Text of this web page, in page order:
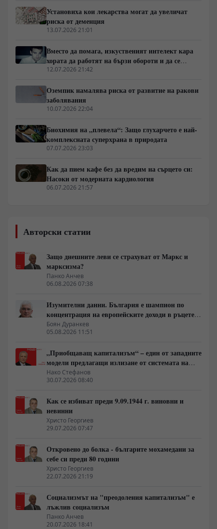
сблъсква с индустриален натиск, където пазарният
дял на рафинираните въглехидрати е защитен от
мащабни субсидии и агресивен маркетинг.
Установиха кои лекарства могат да увеличат
риска от деменция
13.07.2026 21:01
Вместо да помага, изкуственият интелект кара
хората да работят на бързи обороти и да се
скапват от умора
12.07.2026 21:42
Оземпик намалява риска от развитие на ракови
заболявания
10.07.2026 22:04
Биохимия на „плевела“: Защо глухарчето е най-
комплексната суперхрана в природата
07.07.2026 23:03
Как да пием кафе без да вредим на сърцето си:
Насоки от модерната кардиология
06.07.2026 21:57
Авторски статии
Защо днешните леви се страхуват от Маркс и
марксизма?
Панко Анчев
06.08.2026 07:38
Изумителни данни. България е шампион по
концентрация на европейските доходи в ръцете
на най-богатия 1%, надминава и САЩ
Боян Дуранкев
05.08.2026 11:51
„Приобщаващ капитализъм“ – един от западните
модели предлагащи излизане от системата на
неолиберализма
Нако Стефанов
30.07.2026 08:40
Как се избиват преди 9.09.1944 г. виновни и
невинни
Христо Георгиев
29.07.2026 07:47
Откровено до болка - българите мохамедани за
себе си преди 80 години
Христо Георгиев
22.07.2026 21:19
Социализмът на "преодоления капитализъм" е
лъжлив социализъм
Панко Анчев
20.07.2026 18:41